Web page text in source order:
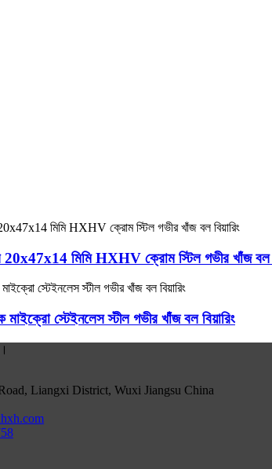
মিমি HXHV ক্রোম স্টিল গভীর খাঁজ বল
স্টেইনলেস স্টীল গভীর খাঁজ বল বিয়ারিং
Road, Liangxi District, Wuxi Jiangsu China